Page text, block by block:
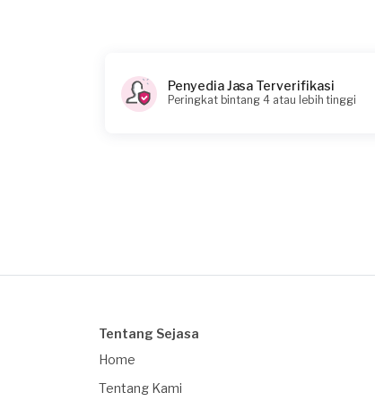
Penyedia Jasa Terverifikasi
Peringkat bintang 4 atau lebih tinggi
Tentang Sejasa
Home
Tentang Kami